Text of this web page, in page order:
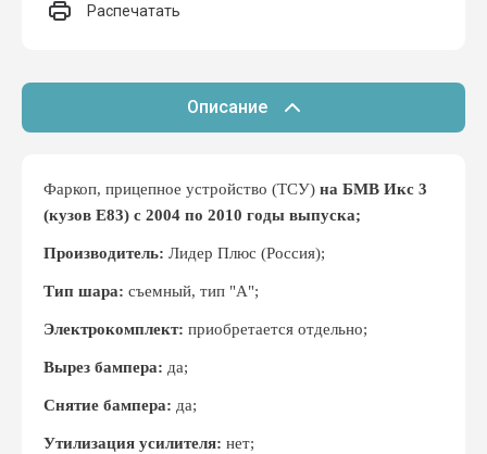
Распечатать
Описание
Фаркоп, прицепное устройство (ТСУ) на БМВ Икс 3
(кузов Е83) с 2004 по 2010 годы выпуска;
Производитель: Лидер Плюс (Россия);
Тип шара: съемный, тип "А";
Электрокомплект: приобретается отдельно;
Вырез бампера: да;
Снятие бампера: да;
Утилизация усилителя: нет;